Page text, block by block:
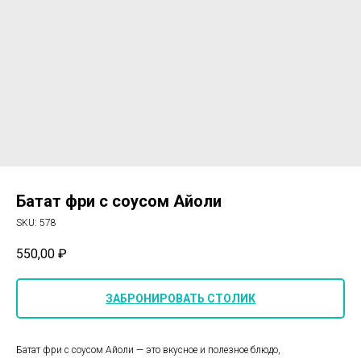
Батат фри с соусом Айоли
SKU: 578
550,00 ₽
ЗАБРОНИРОВАТЬ СТОЛИК
Батат фри с соусом Айоли — это вкусное и полезное блюдо,